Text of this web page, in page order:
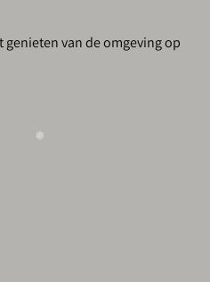
van de omgeving op